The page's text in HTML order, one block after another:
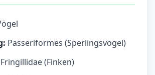
Passeriformes (Sperlingsvögel)
Fringillidae (Finken)